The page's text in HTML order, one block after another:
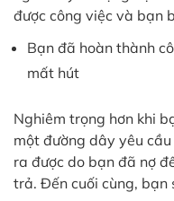
được công việc và bạn
Bạn đã hoàn thành
mất hút
Nghiêm trọng hơn khi
một đường dây yêu
ra được do bạn đã nợ
trả. Đến cuối cùng, bạn